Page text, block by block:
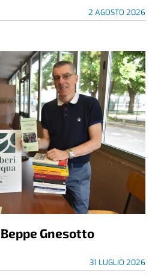
2 AGOSTO 2026
Gnesotto
31 LUGLIO 2026